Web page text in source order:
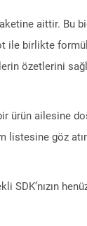
aittir.
ile birlikte
özetlerini
ailesine
listesine göz